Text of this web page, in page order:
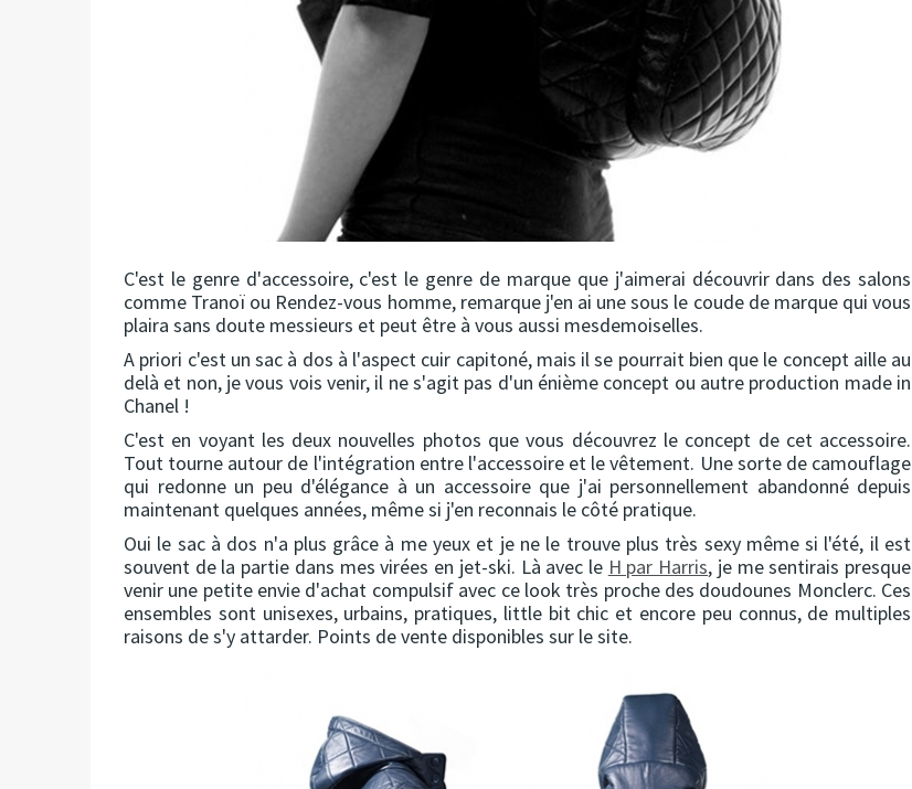
C'est le genre d'accessoire, c'est le genre de marque que j'aimerai découvrir dans des salons
comme Tranoï ou Rendez-vous homme, remarque j'en ai une sous le coude de marque qui vous
plaira sans doute messieurs et peut être à vous aussi mesdemoiselles.
A priori c'est un sac à dos à l'aspect cuir capitoné, mais il se pourrait bien que le concept aille au
delà et non, je vous vois venir, il ne s'agit pas d'un énième concept ou autre production made in
Chanel !
C'est en voyant les deux nouvelles photos que vous découvrez le concept de cet accessoire.
Tout tourne autour de l'intégration entre l'accessoire et le vêtement. Une sorte de camouflage
qui redonne un peu d'élégance à un accessoire que j'ai personnellement abandonné depuis
maintenant quelques années, même si j'en reconnais le côté pratique.
Oui le sac à dos n'a plus grâce à me yeux et je ne le trouve plus très sexy même si l'été, il est
souvent de la partie dans mes virées en jet-ski. Là avec le H par Harris, je me sentirais presque
venir une petite envie d'achat compulsif avec ce look très proche des doudounes Monclerc. Ces
ensembles sont unisexes, urbains, pratiques, little bit chic et encore peu connus, de multiples
raisons de s'y attarder. Points de vente disponibles sur le site.